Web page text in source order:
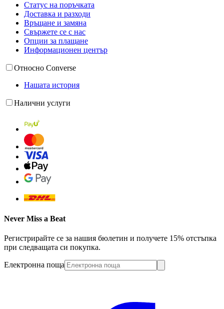
Статус на поръчката
Доставка и разходи
Връщане и замяна
Свържете се с нас
Опции за плащане
Информационен център
Относно Converse
Нашата история
Налични услуги
Never Miss a Beat
Регистрирайте се за нашия бюлетин и получете 15% отстъпка
при следващата си покупка.
Електронна поща